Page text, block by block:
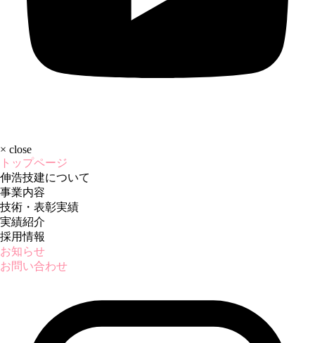
× close
トップページ
伸浩技建について
事業内容
技術・表彰実績
実績紹介
採用情報
お知らせ
お問い合わせ